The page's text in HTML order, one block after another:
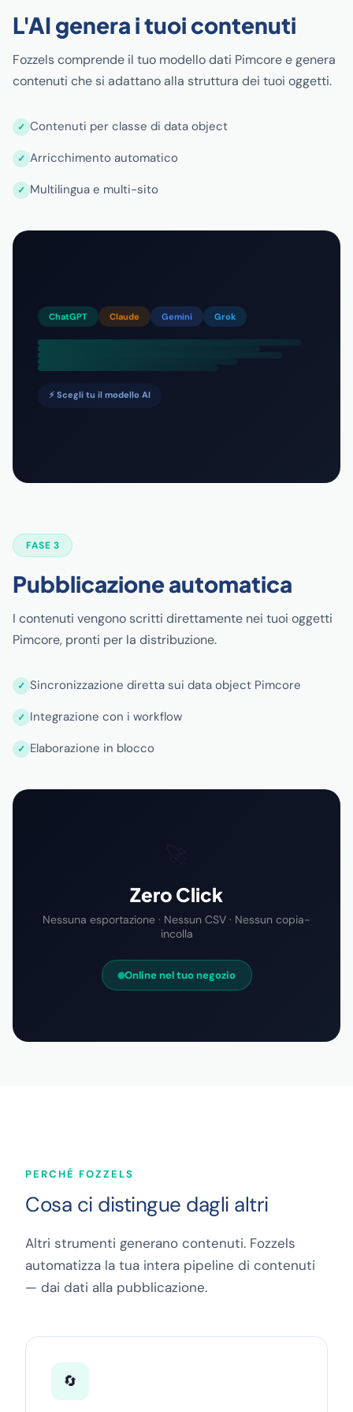
L'AI genera i tuoi contenuti
Fozzels comprende il tuo modello dati Pimcore e genera
contenuti che si adattano alla struttura dei tuoi oggetti.
Contenuti per classe di data object
Arricchimento automatico
Multilingua e multi-sito
ChatGPT Claude Gemini Grok
⚡ Scegli tu il modello AI
FASE 3
Pubblicazione automatica
I contenuti vengono scritti direttamente nei tuoi oggetti
Pimcore, pronti per la distribuzione.
Sincronizzazione diretta sui data object Pimcore
Integrazione con i workflow
Elaborazione in blocco
Zero Click
Nessuna esportazione · Nessun CSV · Nessun copia-
incolla
Online nel tuo negozio
PERCHÉ FOZZELS
Cosa ci distingue dagli altri
Altri strumenti generano contenuti. Fozzels
automatizza la tua intera pipeline di contenuti
— dai dati alla pubblicazione.
🔄